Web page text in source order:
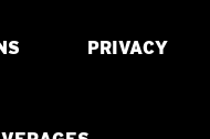
PRIVACY